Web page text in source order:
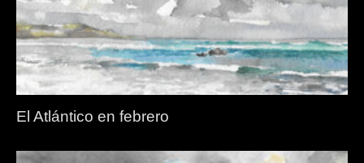
El Atlántico en febrero